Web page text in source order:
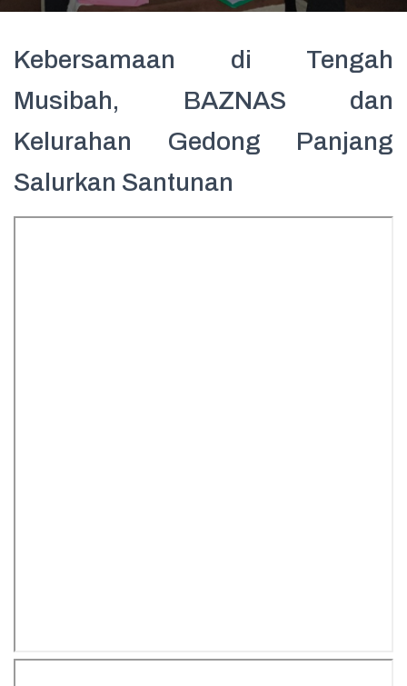
Kebersamaan di Tengah
Musibah, BAZNAS dan
Kelurahan Gedong Panjang
Salurkan Santunan